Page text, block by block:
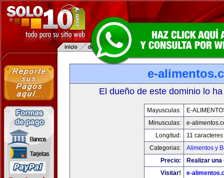
e-
El dueño de este dominio lo
Mayusculas:
E-
Minusculas:
e-
Longitud:
11 caracteres
Categorias:
Alimentos y
Precio:
Realizar
Visitar!
e-